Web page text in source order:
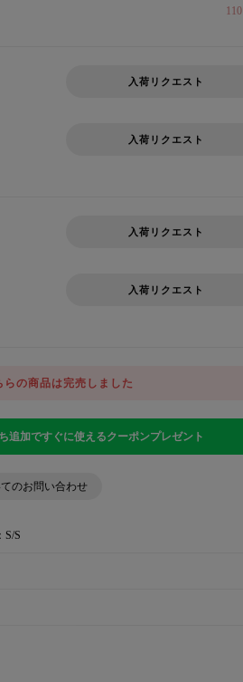
110
入荷リクエスト
入荷リクエスト
入荷リクエスト
入荷リクエスト
らの商品は完売しました
追加ですぐに使えるクーポンプレゼント
のお問い合わせ
S/S